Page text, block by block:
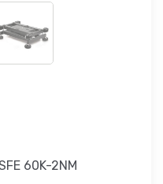
60K-2NM